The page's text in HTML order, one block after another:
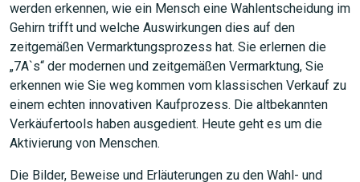
werden erkennen, wie ein Mensch eine Wahlentscheidung im
Gehirn trifft und welche Auswirkungen dies auf den
zeitgemäßen Vermarktungsprozess hat. Sie erlernen die
„7A`s“ der modernen und zeitgemäßen Vermarktung, Sie
erkennen wie Sie weg kommen vom klassischen Verkauf zu
einem echten innovativen Kaufprozess. Die altbekannten
Verkäufertools haben ausgedient. Heute geht es um die
Aktivierung von Menschen.
Die Bilder, Beweise und Erläuterungen zu den Wahl- und